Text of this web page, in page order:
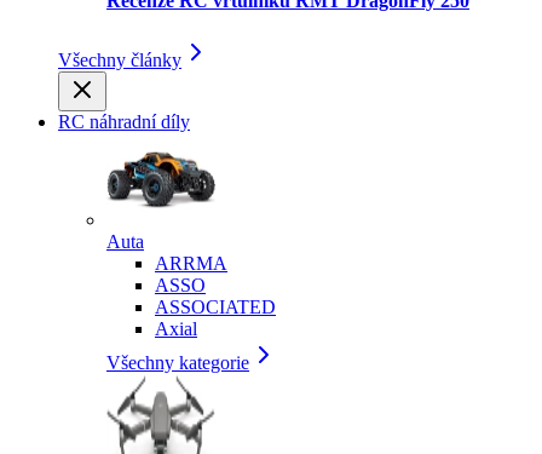
Všechny články
RC náhradní díly
Auta
ARRMA
ASSO
ASSOCIATED
Axial
Všechny kategorie